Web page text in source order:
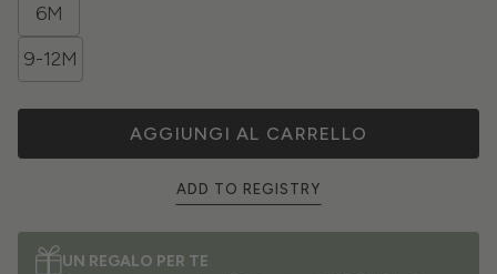
6M
9-12M
AGGIUNGI AL CARRELLO
ADD TO REGISTRY
UN REGALO PER TE